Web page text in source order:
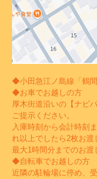
◆小田急江ノ島線「鶴
◆お車でお越しの方
厚木街道沿いの【ナビ
ご提示ください。
入庫時刻から会計時刻
れ以上でしたら2枚お渡
最大1時間分までのお渡
◆自転車でお越しの方
近隣の駐輪場に停め、